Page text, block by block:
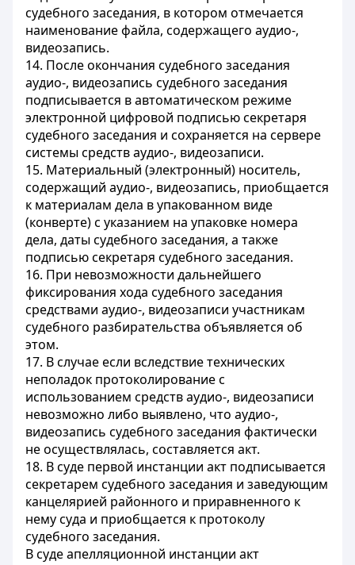
судебного заседания, в котором отмечается
наименование файла, содержащего аудио-,
видеозапись.
14. После окончания судебного заседания
аудио-, видеозапись судебного заседания
подписывается в автоматическом режиме
электронной цифровой подписью секретаря
судебного заседания и сохраняется на сервере
системы средств аудио-, видеозаписи.
15. Материальный (электронный) носитель,
содержащий аудио-, видеозапись, приобщается
к материалам дела в упакованном виде
(конверте) с указанием на упаковке номера
дела, даты судебного заседания, а также
подписью секретаря судебного заседания.
16. При невозможности дальнейшего
фиксирования хода судебного заседания
средствами аудио-, видеозаписи участникам
судебного разбирательства объявляется об
этом.
17. В случае если вследствие технических
неполадок протоколирование с
использованием средств аудио-, видеозаписи
невозможно либо выявлено, что аудио-,
видеозапись судебного заседания фактически
не осуществлялась, составляется акт.
18. В суде первой инстанции акт подписывается
секретарем судебного заседания и заведующим
канцелярией районного и приравненного к
нему суда и приобщается к протоколу
судебного заседания.
В суде апелляционной инстанции акт